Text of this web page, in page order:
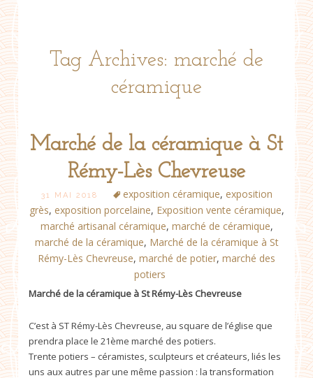
Tag Archives: marché de
céramique
Marché de la céramique à St
Rémy-Lès Chevreuse
31 MAI 2018 exposition céramique, exposition
grès, exposition porcelaine, Exposition vente céramique,
marché artisanal céramique, marché de céramique,
marché de la céramique, Marché de la céramique à St
Rémy-Lès Chevreuse, marché de potier, marché des
potiers
Marché de la céramique à St Rémy-Lès Chevreuse
C’est à ST Rémy-Lès Chevreuse, au square de l’église que
prendra place le 21ème marché des potiers.
Trente potiers – céramistes, sculpteurs et créateurs, liés les
uns aux autres par une même passion : la transformation